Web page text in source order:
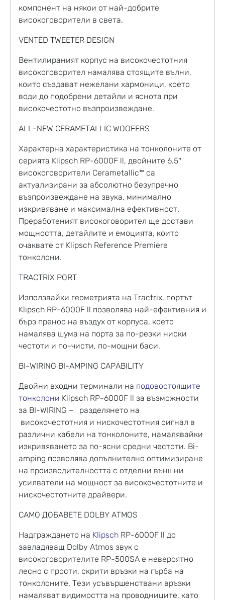
компонент на някои от най-добрите
високоговорители в света.
VENTED TWEETER DESIGN
Вентилираният корпус на високочестотния
високоговорител намалява стоящите вълни,
които създават нежелани хармоници, което
води до подобрени детайли и яснота при
високочестотно възпроизвеждане.
ALL-NEW CERAMETALLIC WOOFERS
Характерна характеристика на тонколоните от
серията Klipsch RP-6000F ll, двойните 6.5″
високоговорители Cerametallic™ са
актуализирани за абсолютно безупречно
възпроизвеждане на звука, минимално
изкривяване и максимална ефективност.
Преработеният високоговорител ще достави
мощността, детайлите и емоцията, които
очаквате от Klipsch Reference Premiere
тонколони.
TRACTRIX PORT
Използвайки геометрията на Tractrix, портът
Klipsch RP-6000F ll позволява най-ефективния и
бърз пренос на въздух от корпуса, което
намалява шума на порта за по-резки ниски
честоти и по-чисти, по-мощни баси.
BI-WIRING BI-AMPING CAPABILITY
Двойни входни терминали на подовостоящите
тонколони Klipsch RP-6000F ll за възможности
за BI-WIRING – разделянето на
високочестотния и нискочестотния сигнал в
различни кабели на тонколоните, намалявайки
изкривяването за по-ясни средни честоти. Bi-
amping позволява допълнително оптимизиране
на производителността с отделни външни
усилватели на мощност за високочестотните и
нискочестотните драйвери.
САМО ДОБАВЕТЕ DOLBY ATMOS
Надграждането на Klipsch RP-6000F ll до
завладяващ Dolby Atmos звук с
високоговорителите RP-500SA е невероятно
лесно с прости, скрити връзки на гърба на
тонколоните. Тези усъвършенствани връзки
намаляват видимостта на проводниците, като